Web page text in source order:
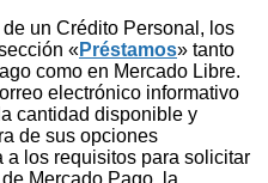
un Crédito Personal, los
«Préstamos» tanto
como en Mercado Libre.
electrónico informativo
cantidad disponible y
de sus opciones
a los requisitos para solicitar